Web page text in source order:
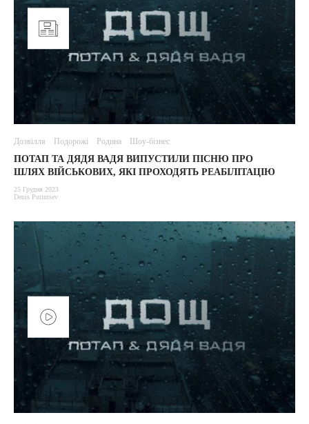
Дозвілля Подорожі Родина Шоу-бізнес
ПОТАП ТА ДЯДЯ ВАДЯ ВИПУСТИЛИ ПІСНЮ ПРО
ШЛЯХ ВІЙСЬКОВИХ, ЯКІ ПРОХОДЯТЬ РЕАБІЛІТАЦІЮ
25 Грудня 2023
Denis Putintsev